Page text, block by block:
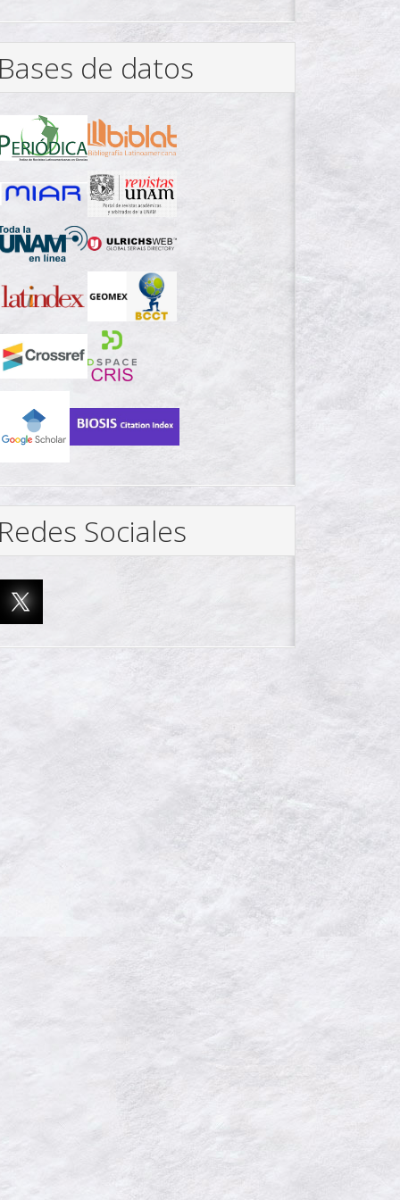
Bases de datos
Redes Sociales